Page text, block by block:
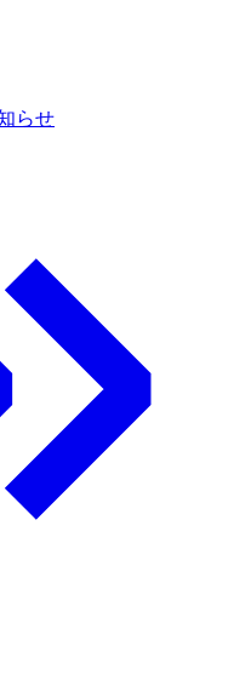
らせ